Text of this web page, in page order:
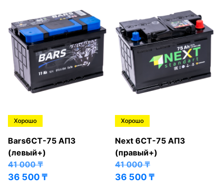
Хорошо
Bars6СТ-75 АПЗ
(левый+)
41 000₸
36 500₸
Хорошо
Next 6СТ-75 АПЗ
(правый+)
41 000₸
36 500₸